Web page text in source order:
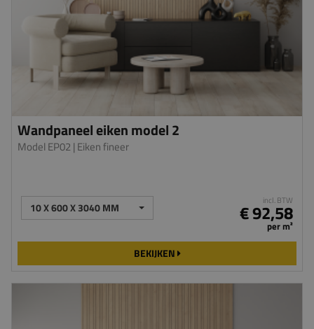
Wandpaneel eiken model 2
Model EP02| Eiken fineer
10 X 600 X 3040 MM incl. BTW
€ 92,58
per m²
BEKIJKEN